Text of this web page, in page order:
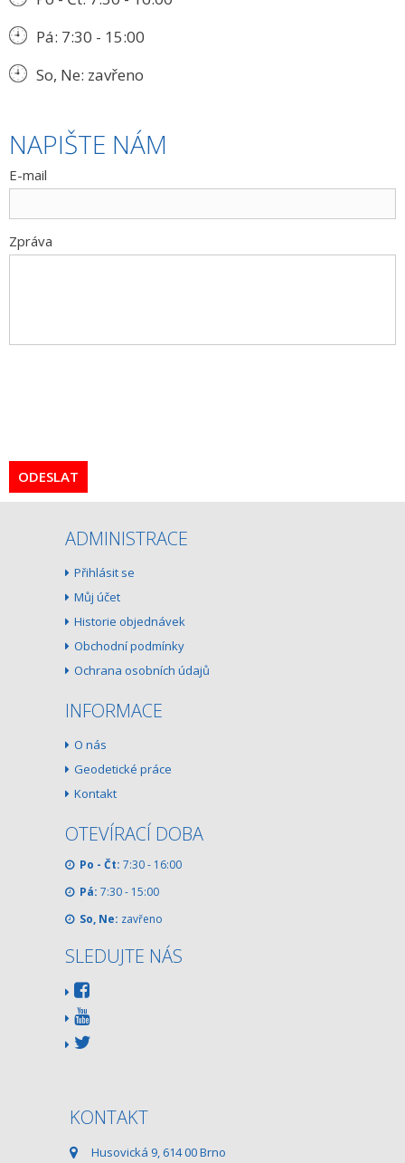
Pá: 7:30 - 15:00
So, Ne: zavřeno
NAPIŠTE NÁM
E-mail
Zpráva
ODESLAT
ADMINISTRACE
Přihlásit se
Můj účet
Historie objednávek
Obchodní podmínky
Ochrana osobních údajů
INFORMACE
O nás
Geodetické práce
Kontakt
OTEVÍRACÍ DOBA
Po - Čt: 7:30 - 16:00
Pá: 7:30 - 15:00
So, Ne: zavřeno
SLEDUJTE NÁS
KONTAKT
Husovická 9, 614 00 Brno